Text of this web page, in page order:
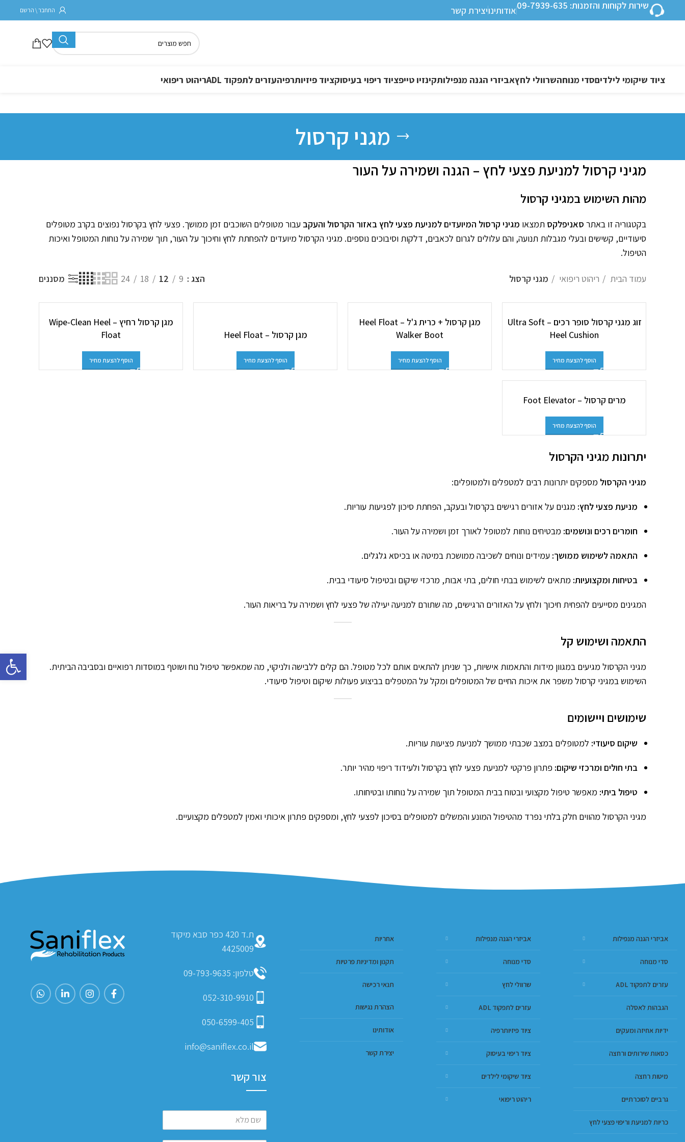
שירות לקוחות והזמנות: 09-7939-635 אודותינויצירת קשר התחבר \ הרשם
ציוד שיקומי לילדיםסדי מנוחהשרוולי לחץאביזרי הגנה מנפילותקינזיו טייפציוד ריפוי בעיסוקציוד פיזיותרפיהעזרים לתפקוד ADL ריהוט ריפואי
מגני קרסול
מגיני קרסול למניעת פצעי לחץ – הגנה ושמירה על העור
מהות השימוש במגיני קרסול
בקטגוריה זו באתר סאניפלקס תמצאו מגיני קרסול המיועדים למניעת פצעי לחץ באזור הקרסול והעקב עבור מטופלים השוכבים זמן ממושך. פצעי לחץ בקרסול נפוצים בקרב מטופלים
סיעודיים, קשישים ובעלי מגבלות תנועה, והם עלולים לגרום לכאבים, דלקות וסיבוכים נוספים. מגיני הקרסול מיועדים להפחתת לחץ וחיכוך על העור, תוך שמירה על נוחות המטופל ואיכות
הטיפול.
עמוד הבית ריהוט ריפואי מגני קרסול הצג 9
12
18
24 מסננים
זוג מגני קרסול סופר רכים – Ultra Soft
Heel Cushion
הוסף להצעת מחיר
מגן קרסול + כרית ג'ל – Heel Float
Walker Boot
הוסף להצעת מחיר
מגן קרסול – Heel Float
הוסף להצעת מחיר
מגן קרסול רחיץ – Wipe-Clean Heel
Float
הוסף להצעת מחיר
מרים קרסול – Foot Elevator
הוסף להצעת מחיר
יתרונות מגיני הקרסול
מגיני הקרסול מספקים יתרונות רבים למטפלים ולמטופלים:
מניעת פצעי לחץ: מגנים על אזורים רגישים בקרסול ובעקב, הפחתת סיכון לפגיעות עוריות.
חומרים רכים ונושמים: מבטיחים נוחות למטופל לאורך זמן ושמירה על העור.
התאמה לשימוש ממושך: עמידים ונוחים לשכיבה ממושכת במיטה או בכיסא גלגלים.
בטיחות ומקצועיות: מתאים לשימוש בבתי חולים, בתי אבות, מרכזי שיקום ובטיפול סיעודי בבית.
המגינים מסייעים להפחית חיכוך ולחץ על האזורים הרגישים, מה שתורם למניעה יעילה של פצעי לחץ ושמירה על בריאות העור.
התאמה ושימוש קל
מגיני הקרסול מגיעים במגוון מידות והתאמות אישיות, כך שניתן להתאים אותם לכל מטופל. הם קלים ללבישה ולניקוי, מה שמאפשר טיפול נוח ושוטף במוסדות רפואיים ובסביבה הביתית.
השימוש במגיני קרסול משפר את איכות החיים של המטופלים ומקל על המטפלים בביצוע פעולות שיקום וטיפול סיעודי.
שימושים ויישומים
שיקום סיעודי: למטופלים במצב שכבתי ממושך למניעת פציעות עוריות.
בתי חולים ומרכזי שיקום: פתרון פרקטי למניעת פצעי לחץ בקרסול ולעידוד ריפוי מהיר יותר.
טיפול ביתי: מאפשר טיפול מקצועי ובטוח בבית המטופל תוך שמירה על נוחותו ובטיחותו.
מגיני הקרסול מהווים חלק בלתי נפרד מהטיפול המונע והמשלים למטופלים בסיכון לפצעי לחץ, ומספקים פתרון איכותי ואמין למטפלים מקצועיים.
אביזרי הגנה מנפילות
סדי מנוחה
עזרים לתפקוד ADL
הגבהות לאסלה
ידיות אחיזה ומעקים
כסאות שירותים ורחצה
מיטות רחצה
גרביים לסוכרתיים
כריות למניעת וריפוי פצעי לחץ
אביזרי הגנה מנפילות
סדי מנוחה
שרוולי לחץ
עזרים לתפקוד ADL
ציוד פיזיותרפיה
ציוד ריפוי בעיסוק
ציוד שיקומי לילדים
ריהוט ריפואי
אחריות
תקנון ומדיניות פרטיות
תנאי רכישה
הצהרת נגישות
אודותינו
יצירת קשר
ת.ד 420 כפר סבא מיקוד
4425009
טלפון: 09-793-9635
052-310-9910
050-6599-405
info@saniflex.co.il
צור קשר
פתח